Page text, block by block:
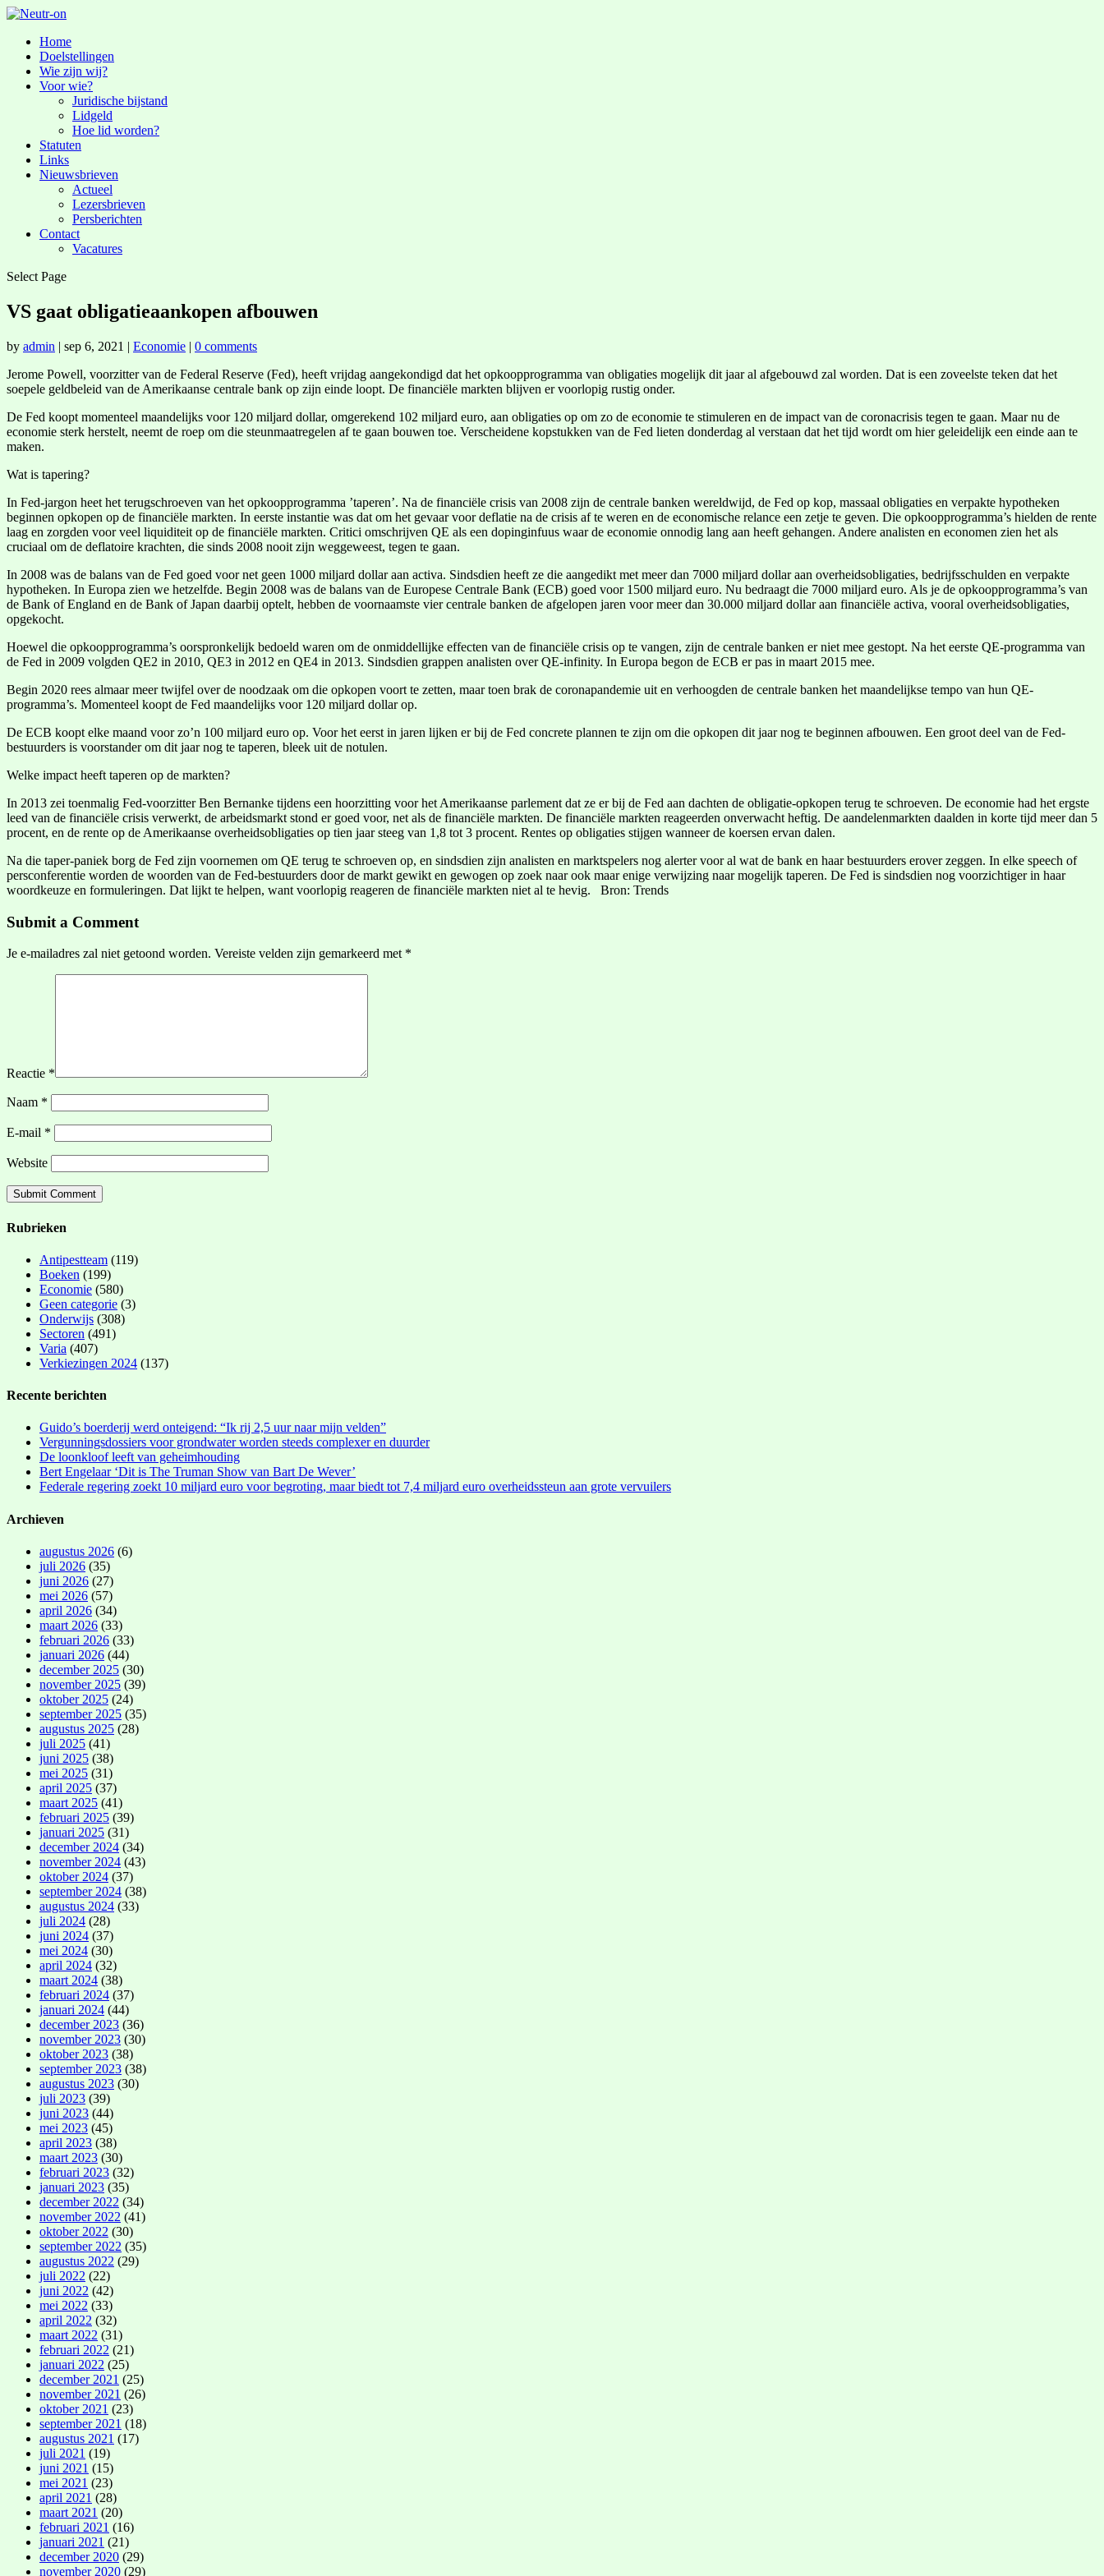
Home
Doelstellingen
Wie zijn wij?
Voor wie?
Juridische bijstand
Lidgeld
Hoe lid worden?
Statuten
Links
Nieuwsbrieven
Actueel
Lezersbrieven
Persberichten
Contact
Vacatures
Select Page
VS gaat obligatieaankopen afbouwen
by admin | sep 6, 2021 | Economie | 0 comments
Jerome Powell, voorzitter van de Federal Reserve (Fed), heeft vrijdag aangekondigd dat het opkoopprogramma van obligaties mogelijk dit jaar al afgebouwd zal worden. Dat is een zoveelste teken dat het
soepele geldbeleid van de Amerikaanse centrale bank op zijn einde loopt. De financiële markten blijven er voorlopig rustig onder.
De Fed koopt momenteel maandelijks voor 120 miljard dollar, omgerekend 102 miljard euro, aan obligaties op om zo de economie te stimuleren en de impact van de coronacrisis tegen te gaan. Maar nu de
economie sterk herstelt, neemt de roep om die steunmaatregelen af te gaan bouwen toe. Verscheidene kopstukken van de Fed lieten donderdag al verstaan dat het tijd wordt om hier geleidelijk een einde aan te
maken.
Wat is tapering?
In Fed-jargon heet het terugschroeven van het opkoopprogramma ’taperen’. Na de financiële crisis van 2008 zijn de centrale banken wereldwijd, de Fed op kop, massaal obligaties en verpakte hypotheken
beginnen opkopen op de financiële markten. In eerste instantie was dat om het gevaar voor deflatie na de crisis af te weren en de economische relance een zetje te geven. Die opkoopprogramma’s hielden de rente
laag en zorgden voor veel liquiditeit op de financiële markten. Critici omschrijven QE als een dopinginfuus waar de economie onnodig lang aan heeft gehangen. Andere analisten en economen zien het als
cruciaal om de deflatoire krachten, die sinds 2008 nooit zijn weggeweest, tegen te gaan.
In 2008 was de balans van de Fed goed voor net geen 1000 miljard dollar aan activa. Sindsdien heeft ze die aangedikt met meer dan 7000 miljard dollar aan overheidsobligaties, bedrijfsschulden en verpakte
hypotheken. In Europa zien we hetzelfde. Begin 2008 was de balans van de Europese Centrale Bank (ECB) goed voor 1500 miljard euro. Nu bedraagt die 7000 miljard euro. Als je de opkoopprogramma’s van
de Bank of England en de Bank of Japan daarbij optelt, hebben de voornaamste vier centrale banken de afgelopen jaren voor meer dan 30.000 miljard dollar aan financiële activa, vooral overheidsobligaties,
opgekocht.
Hoewel die opkoopprogramma’s oorspronkelijk bedoeld waren om de onmiddellijke effecten van de financiële crisis op te vangen, zijn de centrale banken er niet mee gestopt. Na het eerste QE-programma van
de Fed in 2009 volgden QE2 in 2010, QE3 in 2012 en QE4 in 2013. Sindsdien grappen analisten over QE-infinity. In Europa begon de ECB er pas in maart 2015 mee.
Begin 2020 rees almaar meer twijfel over de noodzaak om die opkopen voort te zetten, maar toen brak de coronapandemie uit en verhoogden de centrale banken het maandelijkse tempo van hun QE-
programma’s. Momenteel koopt de Fed maandelijks voor 120 miljard dollar op.
De ECB koopt elke maand voor zo’n 100 miljard euro op. Voor het eerst in jaren lijken er bij de Fed concrete plannen te zijn om die opkopen dit jaar nog te beginnen afbouwen. Een groot deel van de Fed-
bestuurders is voorstander om dit jaar nog te taperen, bleek uit de notulen.
Welke impact heeft taperen op de markten?
In 2013 zei toenmalig Fed-voorzitter Ben Bernanke tijdens een hoorzitting voor het Amerikaanse parlement dat ze er bij de Fed aan dachten de obligatie-opkopen terug te schroeven. De economie had het ergste
leed van de financiële crisis verwerkt, de arbeidsmarkt stond er goed voor, net als de financiële markten. De financiële markten reageerden onverwacht heftig. De aandelenmarkten daalden in korte tijd meer dan 5
procent, en de rente op de Amerikaanse overheidsobligaties op tien jaar steeg van 1,8 tot 3 procent. Rentes op obligaties stijgen wanneer de koersen ervan dalen.
Na die taper-paniek borg de Fed zijn voornemen om QE terug te schroeven op, en sindsdien zijn analisten en marktspelers nog alerter voor al wat de bank en haar bestuurders erover zeggen. In elke speech of
persconferentie worden de woorden van de Fed-bestuurders door de markt gewikt en gewogen op zoek naar ook maar enige verwijzing naar mogelijk taperen. De Fed is sindsdien nog voorzichtiger in haar
woordkeuze en formuleringen. Dat lijkt te helpen, want voorlopig reageren de financiële markten niet al te hevig. Bron: Trends
Submit a Comment
Je e-mailadres zal niet getoond worden. Vereiste velden zijn gemarkeerd met *
Reactie *
Naam *
E-mail *
Website
Rubrieken
Antipestteam (119)
Boeken (199)
Economie (580)
Geen categorie (3)
Onderwijs (308)
Sectoren (491)
Varia (407)
Verkiezingen 2024 (137)
Recente berichten
Guido’s boerderij werd onteigend: “Ik rij 2,5 uur naar mijn velden”
Vergunningsdossiers voor grondwater worden steeds complexer en duurder
De loonkloof leeft van geheimhouding
Bert Engelaar ‘Dit is The Truman Show van Bart De Wever’
Federale regering zoekt 10 miljard euro voor begroting, maar biedt tot 7,4 miljard euro overheidssteun aan grote vervuilers
Archieven
augustus 2026 (6)
juli 2026 (35)
juni 2026 (27)
mei 2026 (57)
april 2026 (34)
maart 2026 (33)
februari 2026 (33)
januari 2026 (44)
december 2025 (30)
november 2025 (39)
oktober 2025 (24)
september 2025 (35)
augustus 2025 (28)
juli 2025 (41)
juni 2025 (38)
mei 2025 (31)
april 2025 (37)
maart 2025 (41)
februari 2025 (39)
januari 2025 (31)
december 2024 (34)
november 2024 (43)
oktober 2024 (37)
september 2024 (38)
augustus 2024 (33)
juli 2024 (28)
juni 2024 (37)
mei 2024 (30)
april 2024 (32)
maart 2024 (38)
februari 2024 (37)
januari 2024 (44)
december 2023 (36)
november 2023 (30)
oktober 2023 (38)
september 2023 (38)
augustus 2023 (30)
juli 2023 (39)
juni 2023 (44)
mei 2023 (45)
april 2023 (38)
maart 2023 (30)
februari 2023 (32)
januari 2023 (35)
december 2022 (34)
november 2022 (41)
oktober 2022 (30)
september 2022 (35)
augustus 2022 (29)
juli 2022 (22)
juni 2022 (42)
mei 2022 (33)
april 2022 (32)
maart 2022 (31)
februari 2022 (21)
januari 2022 (25)
december 2021 (25)
november 2021 (26)
oktober 2021 (23)
september 2021 (18)
augustus 2021 (17)
juli 2021 (19)
juni 2021 (15)
mei 2021 (23)
april 2021 (28)
maart 2021 (20)
februari 2021 (16)
januari 2021 (21)
december 2020 (29)
november 2020 (29)